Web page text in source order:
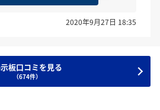
2020年9月27日 18:35
板口コミを見る
（674件）